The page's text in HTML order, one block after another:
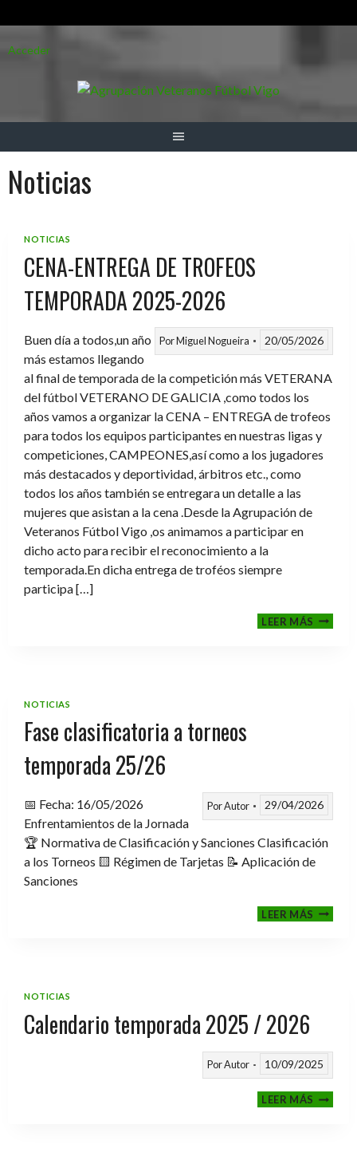
alAcceder
Noticias
NOTICIAS
CENA-ENTREGA DE TROFEOS
TEMPORADA 2025-2026
PorMiguel Nogueira 20/05/2026
Buen día a todos,un año
más estamos llegando
al final de temporada de la competición más VETERANA
del fútbol VETERANO DE GALICIA ,como todos los
años vamos a organizar la CENA – ENTREGA de trofeos
para todos los equipos participantes en nuestras ligas y
competiciones, CAMPEONES,así como a los jugadores
más destacados y deportividad, árbitros etc., como
todos los años también se entregara un detalle a las
mujeres que asistan a la cena .Desde la Agrupación de
Veteranos Fútbol Vigo ,os animamos a participar en
dicho acto para recibir el reconocimiento a la
temporada.En dicha entrega de troféos siempre
participa […]
LEER MÁSCENA-
NOTICIAS
Fase clasificatoria a torneos
temporada 25/26
PorAutor 29/04/2026
📅 Fecha: 16/05/2026
Enfrentamientos de la Jornada
🏆 Normativa de Clasificación y Sanciones Clasificación
a los Torneos 🟨 Régimen de Tarjetas 📝 Aplicación de
Sanciones
LEER MÁSFASE
NOTICIAS
Calendario temporada 2025 / 2026
PorAutor 10/09/2025
LEER MÁS